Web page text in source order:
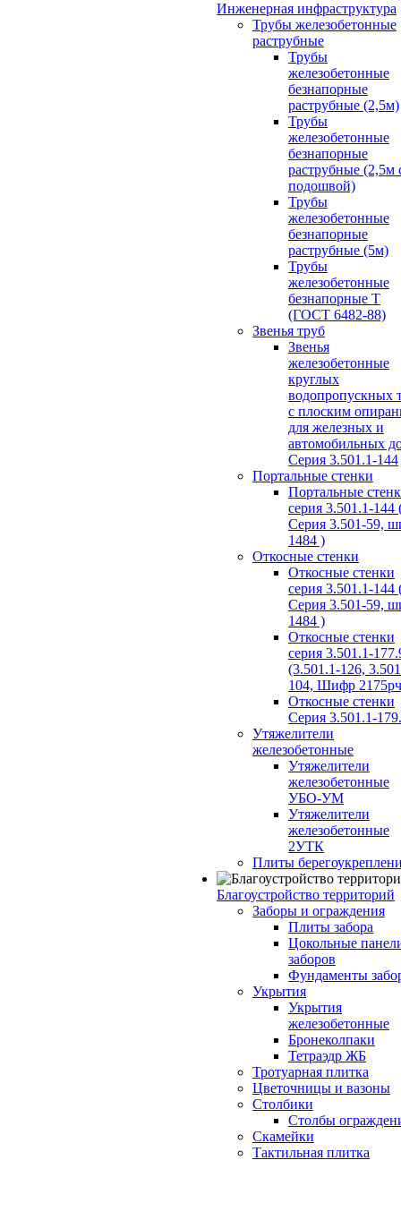
Инженерная инфраструктура
Трубы железобетонные
раструбные
Трубы
железобетонные
безнапорные
раструбные (2,5м)
Трубы
железобетонные
безнапорные
раструбные (2,5м
подошвой)
Трубы
железобетонные
безнапорные
раструбные (5м)
Трубы
железобетонные
безнапорные Т
(ГОСТ 6482-88)
Звенья труб
Звенья
железобетонные
круглых
водопропускных
с плоским
для железных и
автомобильных
Серия 3.501.1-144
Портальные стенки
Портальные
серия 3.501.1-144
Серия 3.501-59,
1484 )
Откосные стенки
Откосные стенки
серия 3.501.1-144
Серия 3.501-59,
1484 )
Откосные стенки
серия 3.501.1-
(3.501.1-126,
104, Шифр
Откосные стенки
Серия 3.501.1-
Утяжелители
железобетонные
Утяжелители
железобетонные
УБО-УМ
Утяжелители
железобетонные
2УТК
Плиты
Благоустройство территорий
Заборы и ограждения
Плиты забора
Цокольные
заборов
Фундаменты
Укрытия
Укрытия
железобетонные
Бронеколпаки
Тетраэдр ЖБ
Тротуарная плитка
Цветочницы и вазоны
Столбики
Столбы
Скамейки
Тактильная плитка